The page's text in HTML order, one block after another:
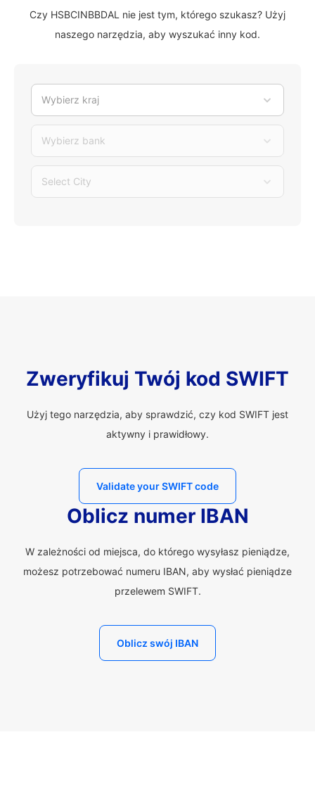
Czy HSBCINBBDAL nie jest tym, którego szukasz? Użyj
naszego narzędzia, aby wyszukać inny kod.
Wybierz kraj
Wybierz bank
Select City
Zweryfikuj Twój kod SWIFT
Użyj tego narzędzia, aby sprawdzić, czy kod SWIFT jest
aktywny i prawidłowy.
Validate your SWIFT code
Oblicz numer IBAN
W zależności od miejsca, do którego wysyłasz pieniądze,
możesz potrzebować numeru IBAN, aby wysłać pieniądze
przelewem SWIFT.
Oblicz swój IBAN